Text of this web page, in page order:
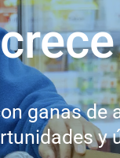
ganas de
y